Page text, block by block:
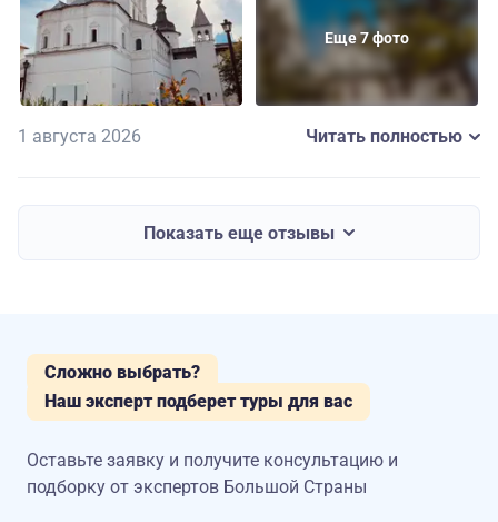
рассказчик и хороший организатор. С ее стороны
проделана большая работа, чтобы наше путешествие
было невероятно интересным и запоминающим.
Еще 7 фото
1 августа 2026 Читать полностью
Показать еще отзывы
Сложно выбрать?
Наш эксперт подберет туры для вас
Оставьте заявку и получите консультацию и
подборку от экспертов Большой Страны